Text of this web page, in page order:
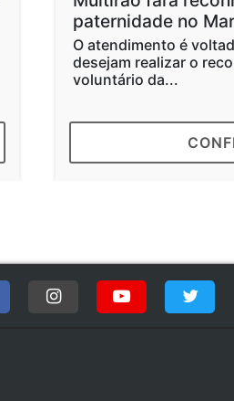
paternidade no
O atendimento é
desejam realizar o
voluntário da...